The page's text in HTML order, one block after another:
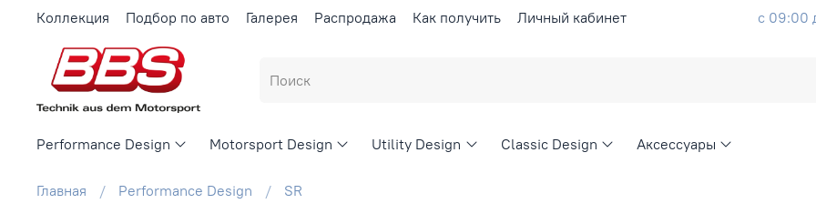
Коллекция Подбор по авто Галерея Распродажа Как получить Личный кабинет с 09:00
Performance Design Motorsport Design Utility Design Classic Design Аксессуары
Главная Performance Design SR